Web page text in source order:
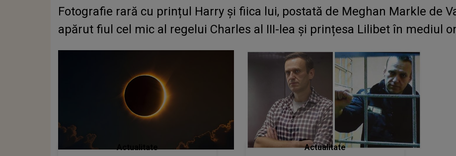
Fotografie rară cu prințul Harry și fiica lui, postată de Meghan Markle de
apărut fiul cel mic al regelui Charles al III-lea și prințesa Lilibet în mediul
Actualitate